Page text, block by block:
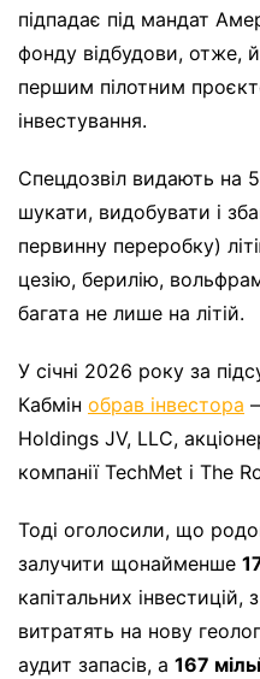
підпадає під мандат
фонду відбудови, отже,
першим пілотним
інвестування.
Спецдозвіл видають на
шукати, видобувати і
первинну переробку)
цезію, берилію,
багата не лише на літій.
У січні 2026 року за
Кабмін обрав інвестора
Holdings JV, LLC,
компанії TechMet і The
Тоді оголосили, що
залучити щонайменше
капітальних інвестицій,
витратять на нову
аудит запасів, а 167